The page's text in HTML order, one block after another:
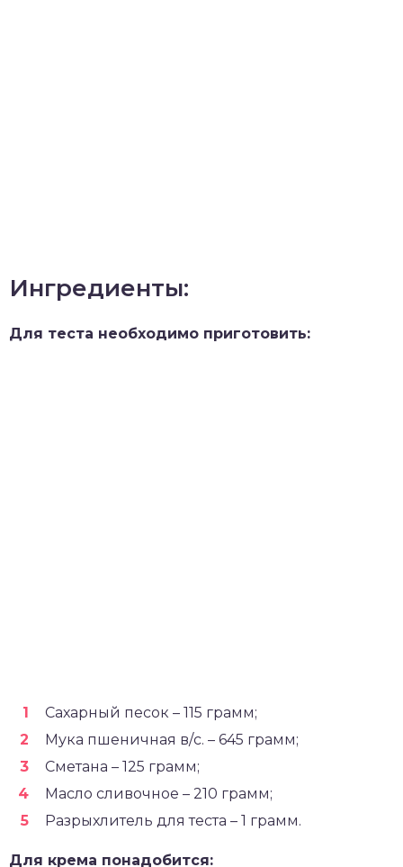
Ингредиенты:
Для теста необходимо приготовить:
Сахарный песок – 115 грамм;
Мука пшеничная в/с. – 645 грамм;
Сметана – 125 грамм;
Масло сливочное – 210 грамм;
Разрыхлитель для теста – 1 грамм.
Для крема понадобится: